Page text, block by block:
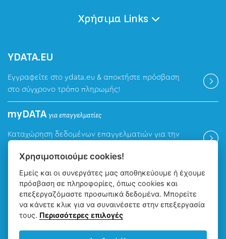
Χρήσιμα Links
ΥDATA.EU
Εγγραφείτε στο ydata.eu & αποκτήστε πρόσβαση
στο σύγχρονο τρόπο πληρωμής!
myDATAγια επαγγελματίες
Καταχώρηση δεδομένων επαγγελματιών για την
Βρείτε μας
Χρησιμοποιούμε cookies!
Εμείς και οι συνεργάτες μας αποθηκεύουμε ή έχουμε
πρόσβαση σε πληροφορίες, όπως cookies και
επεξεργαζόμαστε προσωπικά δεδομένα. Μπορείτε
να κάνετε κλικ για να συναινέσετε στην επεξεργασία
τους. Περισσότερες επιλογές